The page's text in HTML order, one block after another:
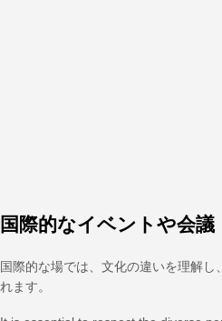
国際的なイベントや会議
国際的な場では、文化の違いを理解
れます。